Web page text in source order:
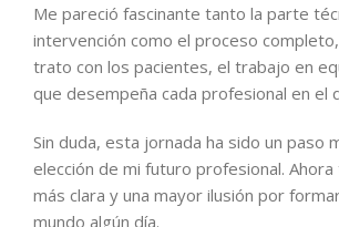
Me pareció fascinante tanto la parte
intervención como el proceso
trato con los pacientes, el trabajo en
que desempeña cada profesional en el
Sin duda, esta jornada ha sido un paso
elección de mi futuro profesional.
más clara y una mayor ilusión por
mundo algún día.